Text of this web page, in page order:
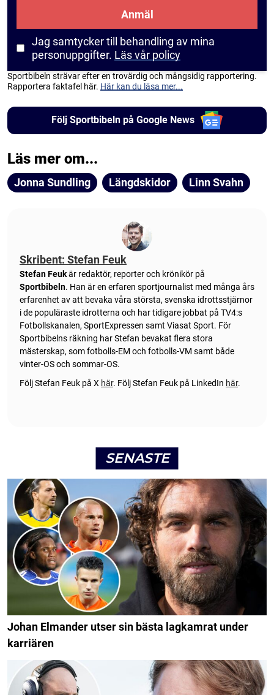
Anmäl
Jag samtycker till behandling av mina
personuppgifter. Läs vår policy
Sportbibeln strävar efter en trovärdig och mångsidig rapportering.
Rapportera faktafel här. Här kan du läsa mer...
Följ Sportbibeln på Google News
Läs mer om...
Jonna Sundling Längdskidor Linn Svahn
Skribent: Stefan Feuk
Stefan Feukär redaktör, reporter och krönikör på
Sportbibeln. Han är en erfaren sportjournalist med många års
erfarenhet av att bevaka våra största, svenska idrottsstjärnor
i de populäraste idrotterna och har tidigare jobbat på TV4:s
Fotbollskanalen, SportExpressen samt Viasat Sport. För
Sportbibelns räkning har Stefan bevakat flera stora
mästerskap, som fotbolls-EM och fotbolls-VM samt både
vinter-OS och sommar-OS.
Följ Stefan Feuk på X här. Följ Stefan Feuk på LinkedIn här.
SENASTE
Johan Elmander utser sin bästa lagkamrat under
karriären